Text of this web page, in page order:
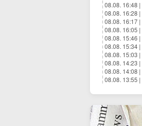
08.08. 16:48 |
08.08. 16:28 |
08.08. 16:17 |
08.08. 16:05 |
08.08. 15:46 |
08.08. 15:34 |
08.08. 15:03 |
08.08. 14:23 |
08.08. 14:08 |
08.08. 13:55 |